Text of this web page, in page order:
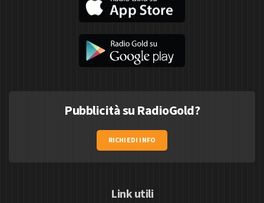
Pubblicità su RadioGold?
RICHIEDI INFO
Link utili